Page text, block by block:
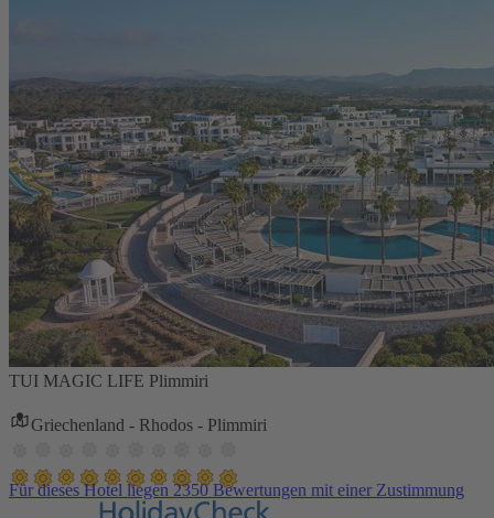
TUI MAGIC LIFE Plimmiri
Griechenland - Rhodos - Plimmiri
Für dieses Hotel liegen 2350 Bewertungen mit einer Zustimmung